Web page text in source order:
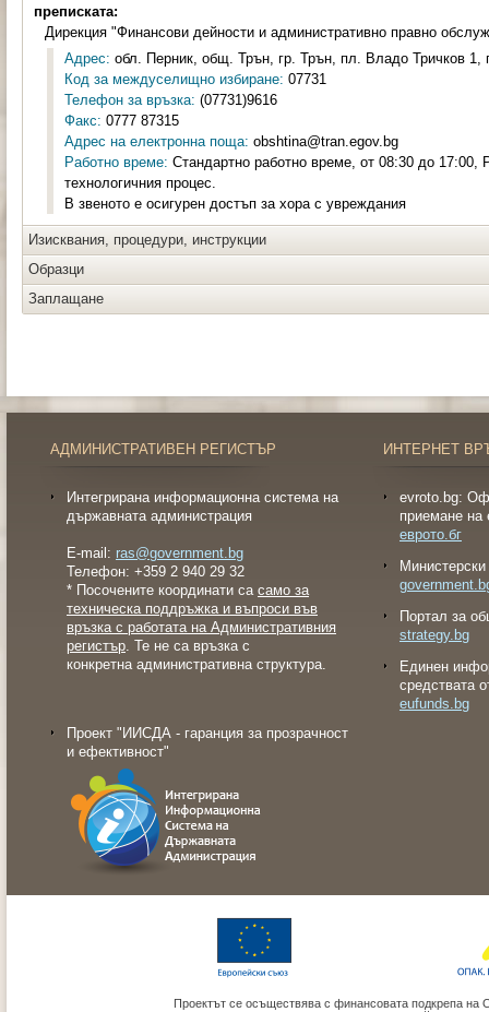
преписката:
Дирекция "Финансови дейности и административно правно
Адрес: обл. Перник, общ. Трън, гр. Трън, пл. Владо Тричков 1,
Код за междуселищно избиране: 07731
Телефон за връзка: (07731)9616
Факс: 0777 87315
Адрес на електронна поща: obshtina@tran.egov.bg
Работно време: Стандартно работно време, от 08:30 до 17:00,
технологичния процес.
В звеното е осигурен достъп за хора с увреждания
Изисквания, процедури, инструкции
Образци
Заплащане
АДМИНИСТРАТИВЕН РЕГИСТЪР
Интегрирана информационна система на
държавната администрация
E-mail: ras@government.bg
Телефон: +359 2 940 29 32
* Посочените координати са само за
техническа поддръжка и въпроси във
връзка с работата на Административния
регистър. Те не са връзка с
конкретна административна структура.
Проект "ИИСДА - гаранция за прозрачност
и ефективност"
ИНТЕРНЕТ
evroto.bg:
приемане на
еврото.бг
Портал за
strategy.bg
Eдинен
средствата
eufunds.bg
Проектът се осъществява с финансовата подкрепа на